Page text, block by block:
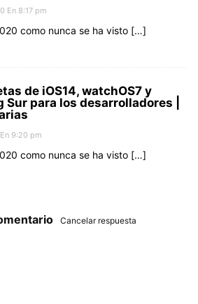
En 8:17 pm
como nunca se ha visto […]
de iOS14, watchOS7 y
Sur para los desarrolladores |
9:20 pm
como nunca se ha visto […]
Cancelar respuesta